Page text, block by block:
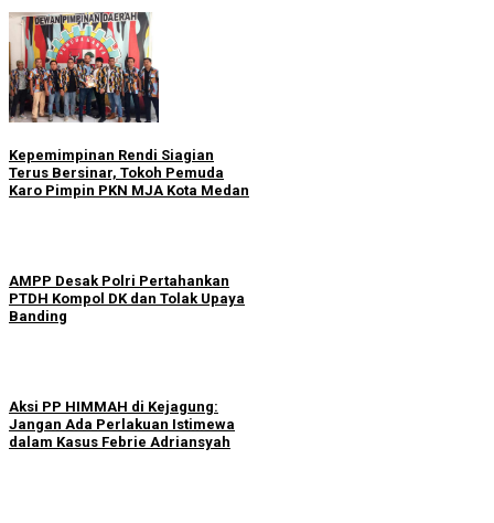
Kepemimpinan Rendi Siagian
Terus Bersinar, Tokoh Pemuda
Karo Pimpin PKN MJA Kota Medan
AMPP Desak Polri Pertahankan
PTDH Kompol DK dan Tolak Upaya
Banding
Aksi PP HIMMAH di Kejagung:
Jangan Ada Perlakuan Istimewa
dalam Kasus Febrie Adriansyah